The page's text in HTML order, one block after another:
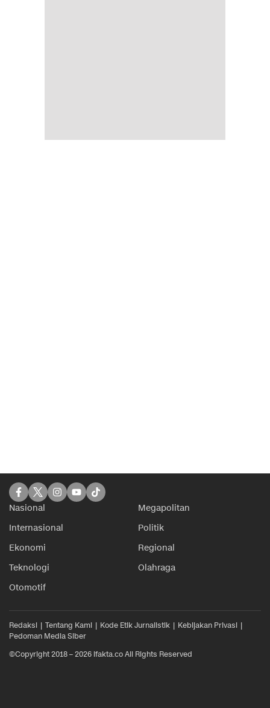
Nasional
Megapolitan
Internasional
Politik
Ekonomi
Regional
Teknologi
Olahraga
Otomotif
Redaksi Tentang Kami Kode Etik Jurnalistik
Kebijakan Privasi
Pedoman Media Siber
©Copyright 2018 – 2026 ifakta.co All Rights Reserved